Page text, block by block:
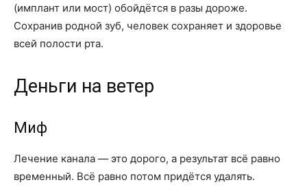
(имплант или мост) обойдётся в разы дороже.
Сохранив родной зуб, человек сохраняет и здоровье
всей полости рта.
Деньги на ветер
Миф
Лечение канала — это дорого, а результат всё равно
временный. Всё равно потом придётся удалять.